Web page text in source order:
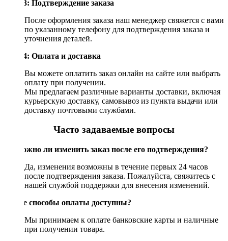
Шаг 3: Подтверждение заказа
После оформления заказа наш менеджер свяжется с вами
по указанному телефону для подтверждения заказа и
уточнения деталей.
Шаг 4: Оплата и доставка
Вы можете оплатить заказ онлайн на сайте или выбрать
оплату при получении.
Мы предлагаем различные варианты доставки, включая
курьерскую доставку, самовывоз из пункта выдачи или
доставку почтовыми службами.
Часто задаваемые вопросы
Возможно ли изменить заказ после его подтверждения?
Да, изменения возможны в течение первых 24 часов
после подтверждения заказа. Пожалуйста, свяжитесь с
нашей службой поддержки для внесения изменений.
Какие способы оплаты доступны?
Мы принимаем к оплате банковские карты и наличные
при получении товара.